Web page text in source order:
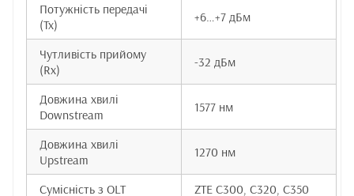
Потужність передачі
(Tx)
+6…+7 дБм
Чутливість прийому
(Rx)
-32 дБм
Довжина хвилі
Downstream
1577 нм
Довжина хвилі
Upstream
1270 нм
Сумісність з OLT
ZTE C300, C320, C350